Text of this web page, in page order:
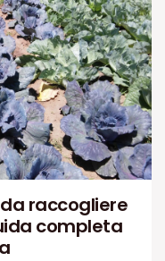
raccogliere
completa